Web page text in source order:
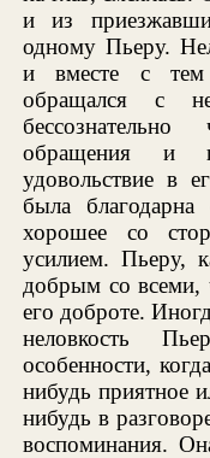
и из
одному Пьеру.
и вместе с тем
обращался с
обращения и
удовольствие в
была
хорошее со
усилием. Пьеру,
добрым со всеми,
его доброте.
неловкость
особенности,
нибудь приятное
нибудь в
воспоминания.